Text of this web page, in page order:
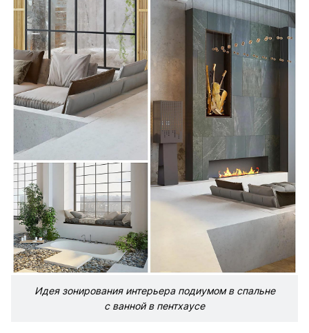
Идея зонирования интерьера подиумом в спальне
с ванной в пентхаусе